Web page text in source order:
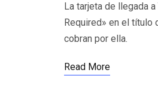
La tarjeta de llegada
Required» en el título
cobran por ella.
Read More